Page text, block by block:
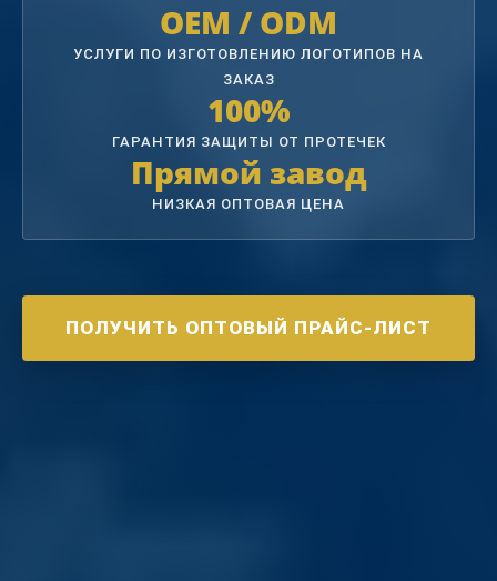
OEM / ODM
УСЛУГИ ПО ИЗГОТОВЛЕНИЮ ЛОГОТИПОВ НА
ЗАКАЗ
100%
ГАРАНТИЯ ЗАЩИТЫ ОТ ПРОТЕЧЕК
Прямой завод
НИЗКАЯ ОПТОВАЯ ЦЕНА
ПОЛУЧИТЬ ОПТОВЫЙ ПРАЙС-ЛИСТ